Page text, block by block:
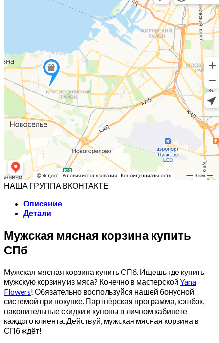
НАША ГРУППА ВКОНТАКТЕ
Описание
Детали
Мужская мясная корзина купить
СПб
Мужская мясная корзина купить СПб. Ищешь где купить
мужскую корзину из мяса? Конечно в мастерской Yana
Flowers! Обязательно воспользуйся нашей бонусной
системой при покупке. Партнёрская программа, кэшбэк,
накопительные скидки и купоны в личном кабинете
каждого клиента. Действуй, мужская мясная корзина в
СПб ждёт!